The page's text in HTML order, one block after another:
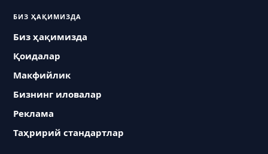
БИЗ ҲАҚИМИЗДА
Биз ҳақимизда
Қоидалар
Макфийлик
Бизнинг иловалар
Реклама
Таҳририй стандартлар